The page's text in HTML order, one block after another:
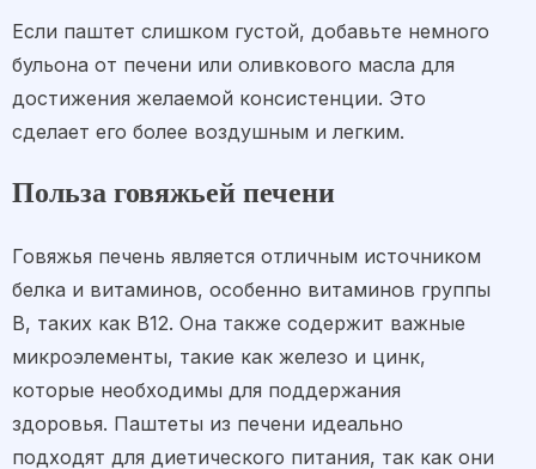
Если паштет слишком густой, добавьте немного
бульона от печени или оливкового масла для
достижения желаемой консистенции. Это
сделает его более воздушным и легким.
Польза говяжьей печени
Говяжья печень является отличным источником
белка и витаминов, особенно витаминов группы
B, таких как B12. Она также содержит важные
микроэлементы, такие как железо и цинк,
которые необходимы для поддержания
здоровья. Паштеты из печени идеально
подходят для диетического питания, так как они